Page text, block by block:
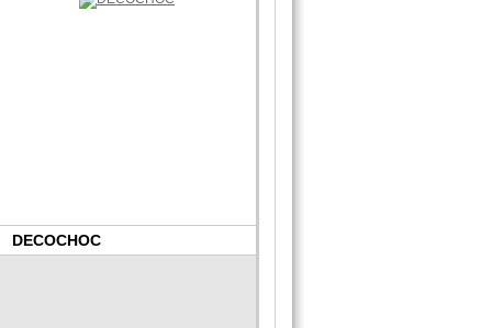
DECOCHOC